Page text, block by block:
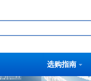
选购指南